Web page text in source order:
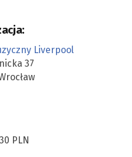
Liverpool
37
PLN